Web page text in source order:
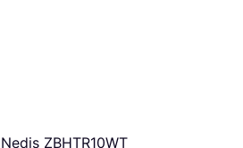
Nedis ZBHTR10WT